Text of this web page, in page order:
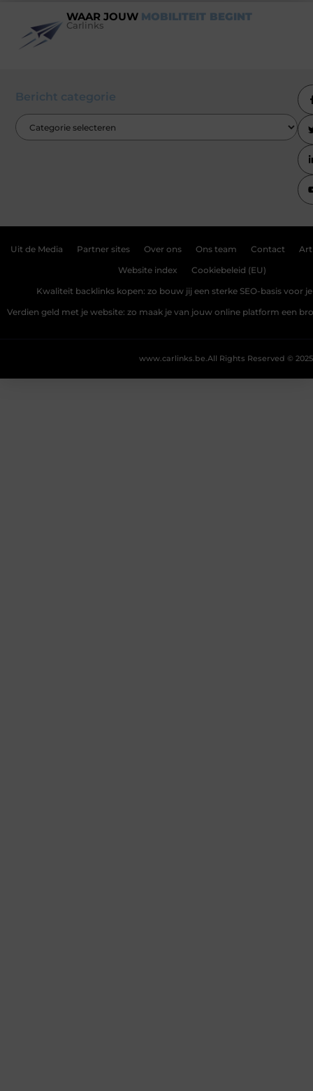
WAAR JOUW MOBILITEIT BEGINT
Carlinks
Bericht categorie
Uit de Media Partner sites Over ons Ons team Contact
Website index Cookiebeleid (EU)
Kwaliteit backlinks kopen: zo bouw jij een sterke SEO-basis voor
Verdien geld met je website: zo maak je van jouw online platform een
All Rights Reserved © 2025
www.carlinks.be.